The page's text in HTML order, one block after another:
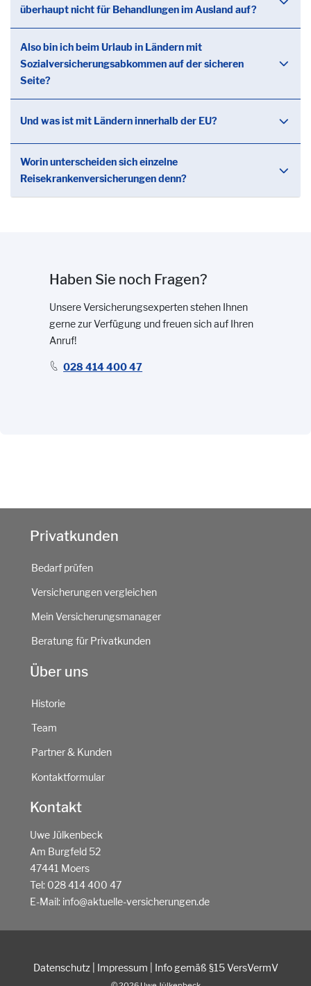
überhaupt nicht für Behandlungen im Ausland auf?
Also bin ich beim Urlaub in Ländern mit
Sozialversicherungsabkommen auf der sicheren
Seite?
Und was ist mit Ländern innerhalb der EU?
Worin unterscheiden sich einzelne
Reisekrankenversicherungen denn?
Haben Sie noch Fragen?
Unsere Versicherungsexperten stehen Ihnen
gerne zur Verfügung und freuen sich auf Ihren
Anruf!
028 414 400 47
Privatkunden
Bedarf prüfen
Versicherungen vergleichen
Mein Versicherungsmanager
Beratung für Privatkunden
Über uns
Historie
Team
Partner & Kunden
Kontaktformular
Kontakt
Uwe Jülkenbeck
Am Burgfeld 52
47441 Moers
Tel: 028 414 400 47
E-Mail: info@aktuelle-versicherungen.de
Datenschutz Impressum Info gemäß §15 VersVermV